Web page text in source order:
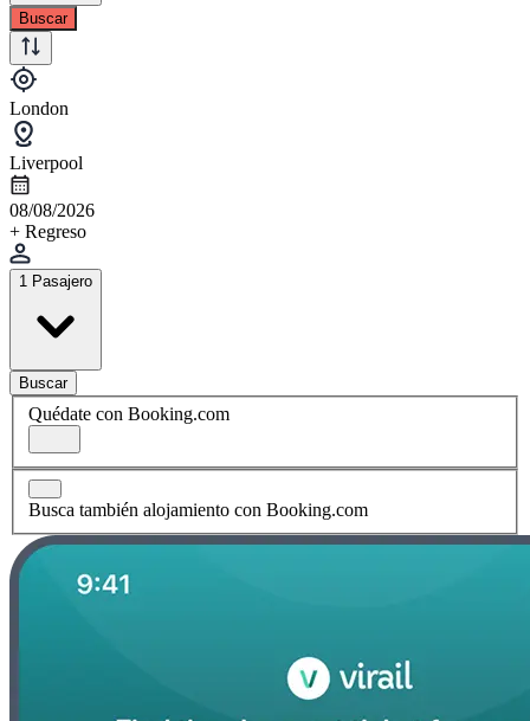
Buscar
London
Liverpool
08/08/2026
+ Regreso
1 Pasajero
Buscar
Quédate con Booking.com
Busca también alojamiento con Booking.com